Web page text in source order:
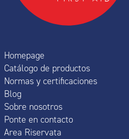
Homepage
Catálogo de productos
Normas y certificaciones
Blog
Sobre nosotros
Ponte en contacto
Area Riservata